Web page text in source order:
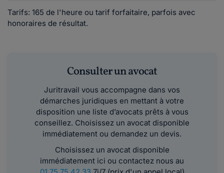
Tarifs: 165 de l'heure ou tarif forfaitaire, parfois avec
honoraires de résultat.
Consulter un avocat
Juritravail vous accompagne dans vos
démarches juridiques en mettant à votre
disposition une liste d’avocats prêts à vous
conseillez. Choisissez un avocat disponible
immédiatement ou demandez un devis.
Choisissez un avocat disponible
immédiatement ici ou contactez nous au